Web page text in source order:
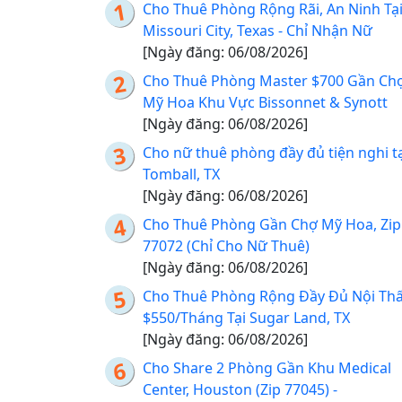
Cho Thuê Phòng Rộng Rãi, An Ninh Tại
Missouri City, Texas - Chỉ Nhận Nữ
[Ngày đăng: 06/08/2026]
Cho Thuê Phòng Master $700 Gần
Mỹ Hoa Khu Vực Bissonnet & Synott
[Ngày đăng: 06/08/2026]
Cho nữ thuê phòng đầy đủ tiện nghi
Tomball, TX
[Ngày đăng: 06/08/2026]
Cho Thuê Phòng Gần Chợ Mỹ Hoa, Zip
77072 (Chỉ Cho Nữ Thuê)
[Ngày đăng: 06/08/2026]
Cho Thuê Phòng Rộng Đầy Đủ Nội
$550/Tháng Tại Sugar Land, TX
[Ngày đăng: 06/08/2026]
Cho Share 2 Phòng Gần Khu Medical
Center, Houston (Zip 77045) -